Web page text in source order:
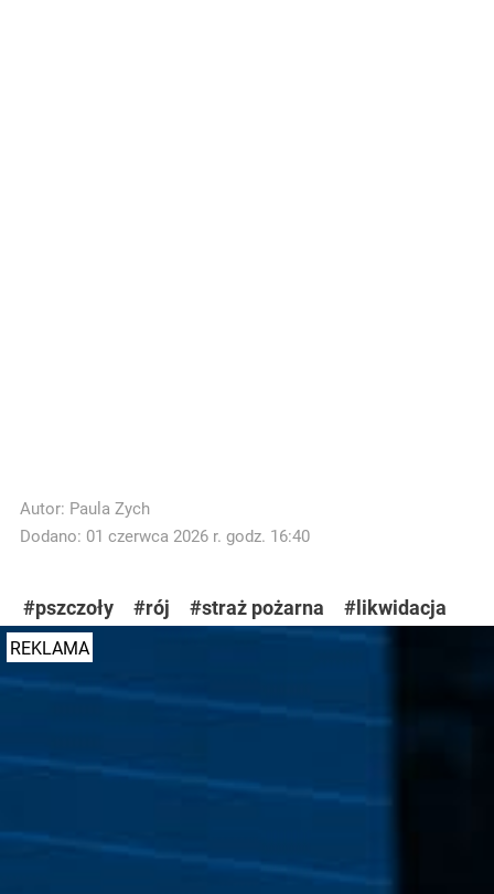
Autor: Paula Zych
Dodano: 01 czerwca 2026 r. godz. 16:40
#pszczoły #rój #straż pożarna #likwidacja
REKLAMA